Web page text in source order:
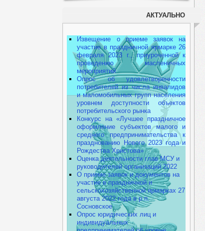
АКТУАЛЬНО
Извещение о приеме заявок на
участие в праздничной ярмарке 26
февраля 2023 г., приуроченной к
проведению масленичных
мероприятий
Опрос об удовлетворенности
потребителей из числа инвалидов
и маломобильных групп населения
уровнем доступности объектов
потребительского рынка
Конкурс на «Лучшее праздничное
оформление субъектов малого и
среднего предпринимательства к
празднованию Нового 2023 года и
Рождества Христова»
Оценка деятельности глав МСУ и
руководителей организаций 2022
О приеме заявок и документов на
участие в праздничной и
сельскохозяйственной ярмарках 27
августа 2022 года в р.п.
Сосновское
Опрос юридических лиц и
индивидуальных